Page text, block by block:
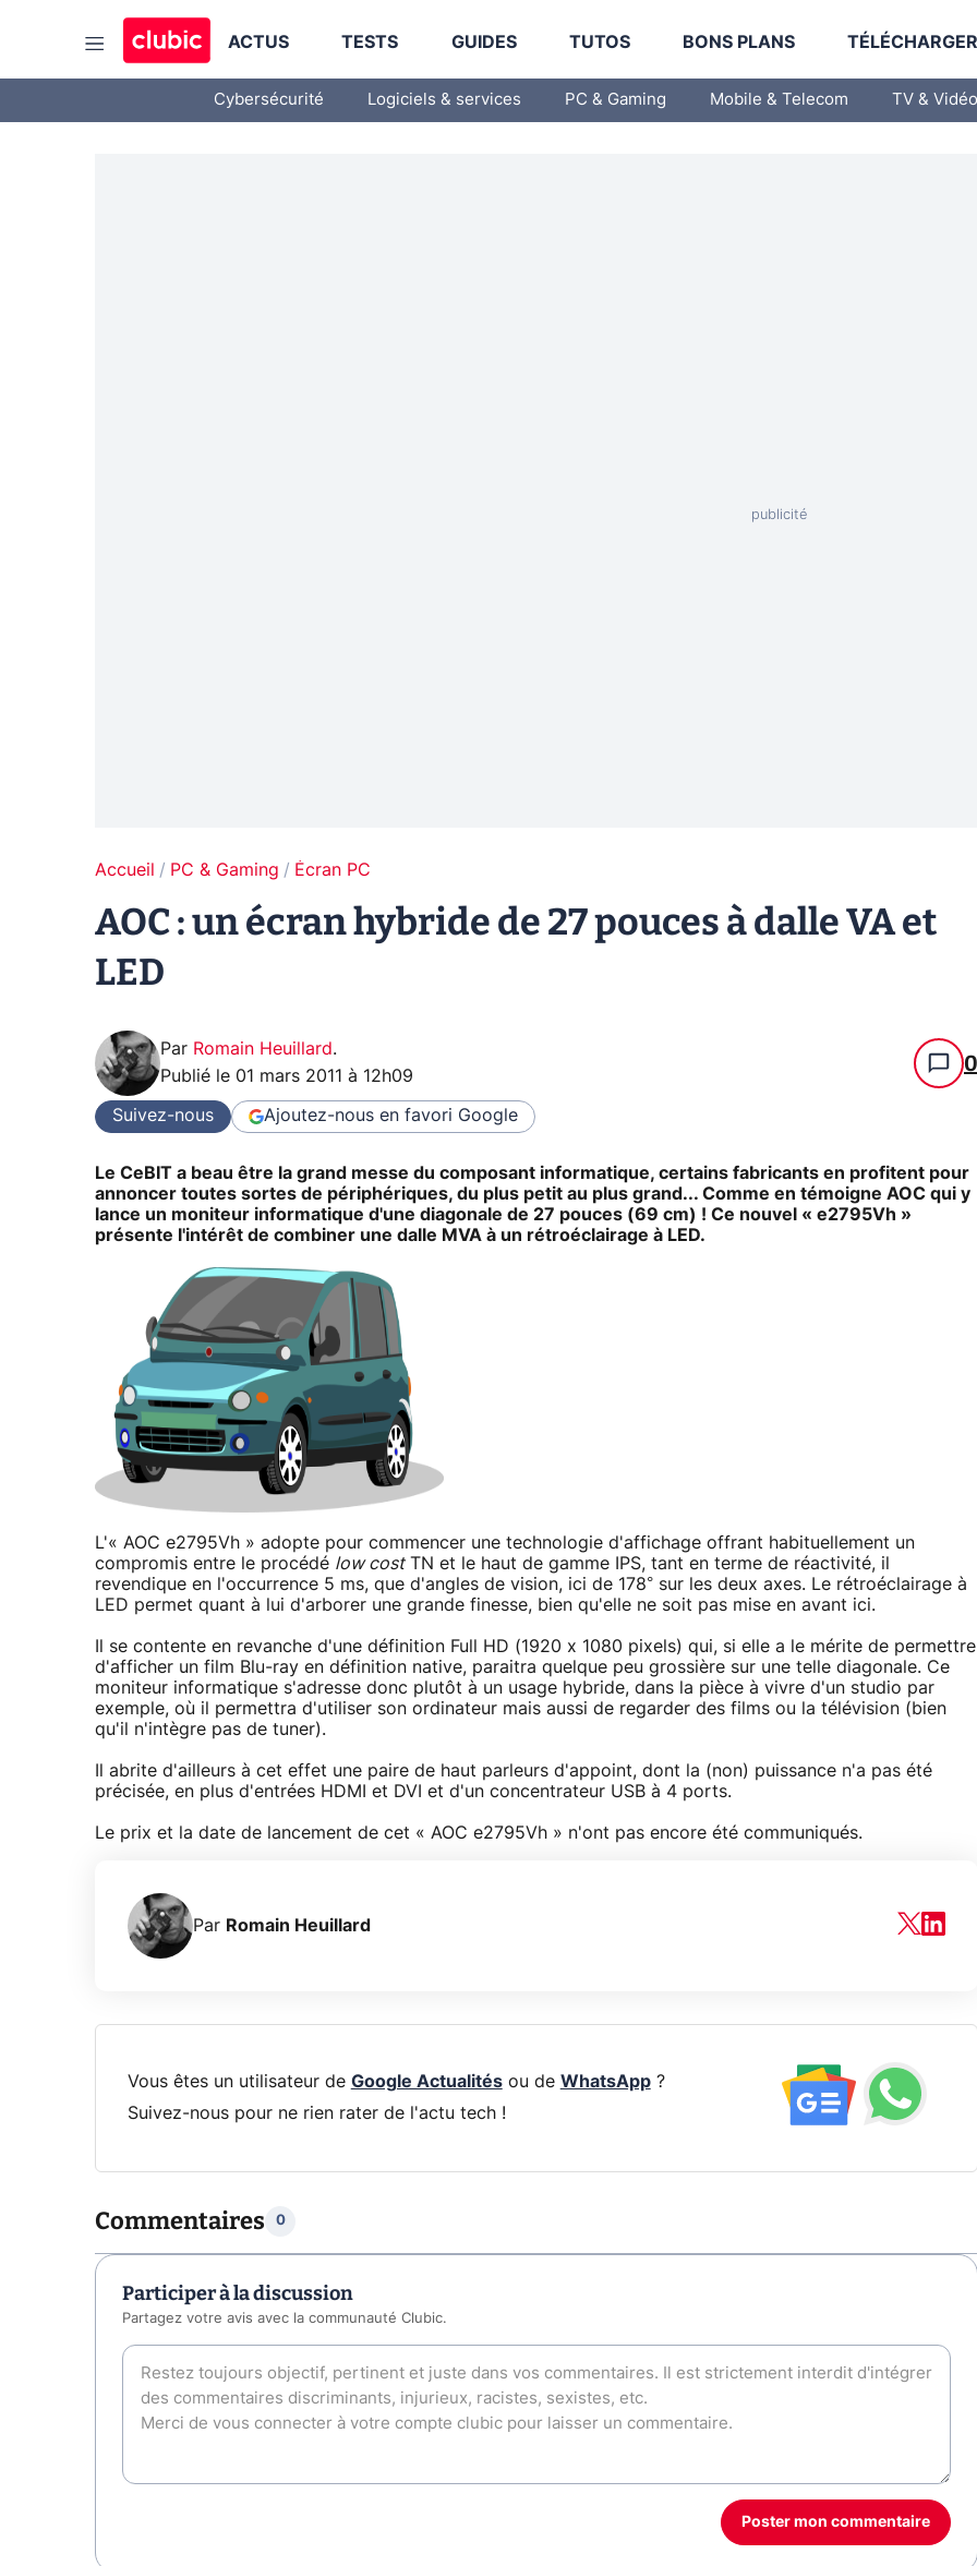
ACTUS TESTS GUIDES TUTOS BONS PLANS
Cybersécurité Logiciels & services PC & Gaming Mobile & Telecom TV & Vidéo
Accueil PC & Gaming Écran PC
AOC : un écran hybride de 27 pouces à dalle VA et
LED
Par Romain Heuillard.
Publié le 01 mars 2011 à 12h09 0
Suivez-nous Ajoutez-nous en favori Google
Le CeBIT a beau être la grand messe du composant informatique, certains fabricants en profitent pour
annoncer toutes sortes de périphériques, du plus petit au plus grand... Comme en témoigne AOC qui y
lance un moniteur informatique d'une diagonale de 27 pouces (69 cm) ! Ce nouvel « e2795Vh »
présente l'intérêt de combiner une dalle MVA à un rétroéclairage à LED.
L'« AOC e2795Vh » adopte pour commencer une technologie d'affichage offrant habituellement un
compromis entre le procédé low costTN et le haut de gamme IPS, tant en terme de réactivité, il
revendique en l'occurrence 5 ms, que d'angles de vision, ici de 178° sur les deux axes. Le rétroéclairage à
LED permet quant à lui d'arborer une grande finesse, bien qu'elle ne soit pas mise en avant ici.
Il se contente en revanche d'une définition Full HD (1920 x 1080 pixels) qui, si elle a le mérite de permettre
d'afficher un film Blu-ray en définition native, paraitra quelque peu grossière sur une telle diagonale. Ce
moniteur informatique s'adresse donc plutôt à un usage hybride, dans la pièce à vivre d'un studio par
exemple, où il permettra d'utiliser son ordinateur mais aussi de regarder des films ou la télévision (bien
qu'il n'intègre pas de tuner).
Il abrite d'ailleurs à cet effet une paire de haut parleurs d'appoint, dont la (non) puissance n'a pas été
précisée, en plus d'entrées HDMI et DVI et d'un concentrateur USB à 4 ports.
Le prix et la date de lancement de cet « AOC e2795Vh » n'ont pas encore été communiqués.
Par Romain Heuillard
Vous êtes un utilisateur de Google Actualitésou de WhatsApp?
Suivez-nous pour ne rien rater de l'actu tech !
Commentaires 0
Participer à la discussion
Partagez votre avis avec la communauté Clubic.
Poster mon commentaire